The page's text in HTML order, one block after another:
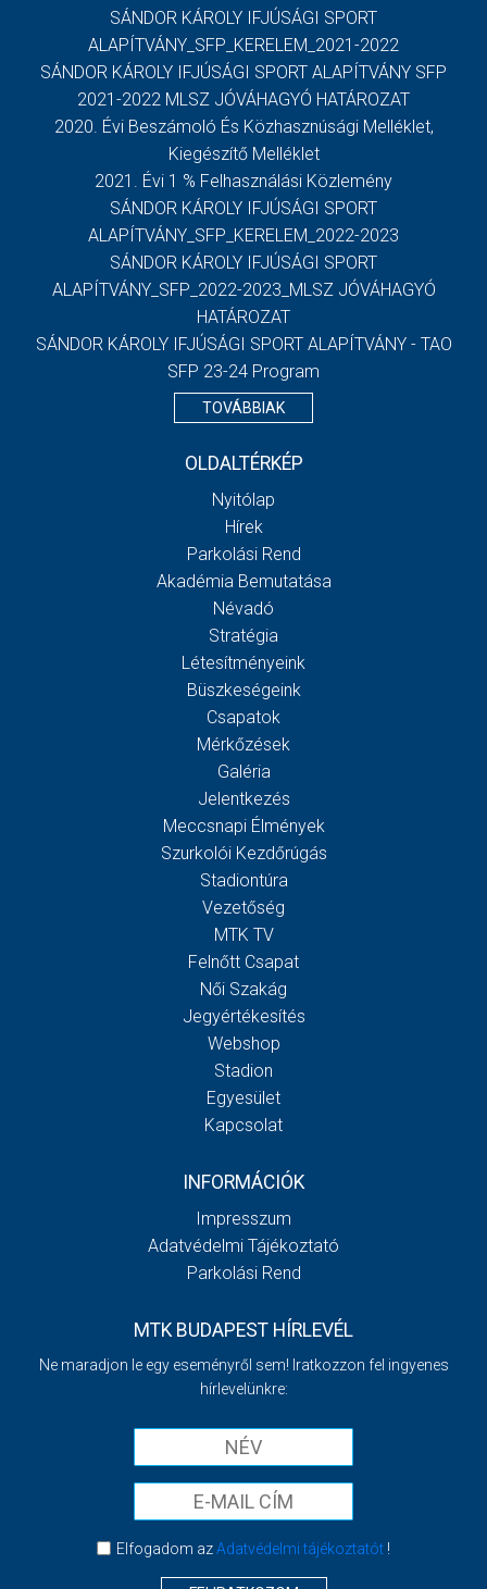
SÁNDOR KÁROLY IFJÚSÁGI SPORT
ALAPÍTVÁNY_SFP_KERELEM_2021-2022
SÁNDOR KÁROLY IFJÚSÁGI SPORT ALAPÍTVÁNY SFP
2021-2022 MLSZ JÓVÁHAGYÓ HATÁROZAT
2020. Évi Beszámoló És Közhasznúsági Melléklet,
Kiegészítő Melléklet
2021. Évi 1 % Felhasználási Közlemény
SÁNDOR KÁROLY IFJÚSÁGI SPORT
ALAPÍTVÁNY_SFP_KERELEM_2022-2023
SÁNDOR KÁROLY IFJÚSÁGI SPORT
ALAPÍTVÁNY_SFP_2022-2023_MLSZ JÓVÁHAGYÓ
HATÁROZAT
SÁNDOR KÁROLY IFJÚSÁGI SPORT ALAPÍTVÁNY - TAO
SFP 23-24 Program
TOVÁBBIAK
OLDALTÉRKÉP
Nyitólap
Hírek
Parkolási Rend
Akadémia Bemutatása
Névadó
Stratégia
Létesítményeink
Büszkeségeink
Csapatok
Mérkőzések
Galéria
Jelentkezés
Meccsnapi Élmények
Szurkolói Kezdőrúgás
Stadiontúra
Vezetőség
MTK TV
Felnőtt Csapat
Női Szakág
Jegyértékesítés
Webshop
Stadion
Egyesület
Kapcsolat
INFORMÁCIÓK
Impresszum
Adatvédelmi Tájékoztató
Parkolási Rend
MTK BUDAPEST HÍRLEVÉL
Ne maradjon le egy eseményről sem! Iratkozzon fel ingyenes
hírlevelünkre:
Elfogadom azAdatvédelmi tájékoztatót!